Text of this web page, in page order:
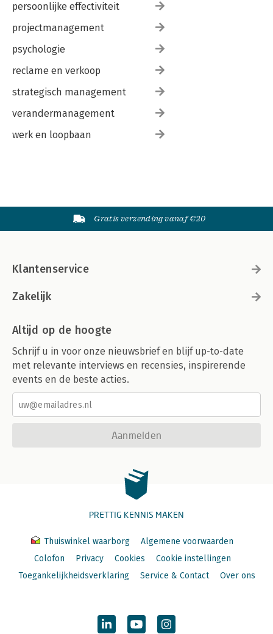
persoonlijke effectiviteit
projectmanagement
psychologie
reclame en verkoop
strategisch management
verandermanagement
werk en loopbaan
Gratis verzending vanaf €20
Klantenservice
Zakelijk
Altijd op de hoogte
Schrijf u in voor onze nieuwsbrief en blijf up-to-date
met relevante interviews en recensies, inspirerende
events en de beste acties.
Aanmelden
PRETTIG KENNIS MAKEN
Thuiswinkel waarborg
Algemene voorwaarden
Colofon
Privacy Cookies
Cookie instellingen
Toegankelijkheidsverklaring
Service & Contact Over ons